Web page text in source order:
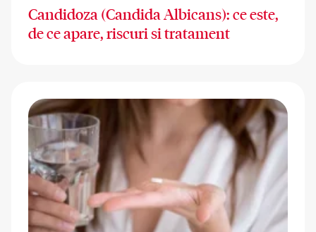
Candidoza (Candida Albicans): ce este,
de ce apare, riscuri si tratament